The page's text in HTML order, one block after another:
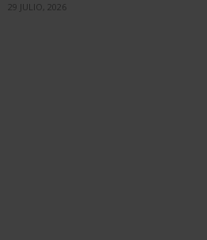
29 JULIO, 2026